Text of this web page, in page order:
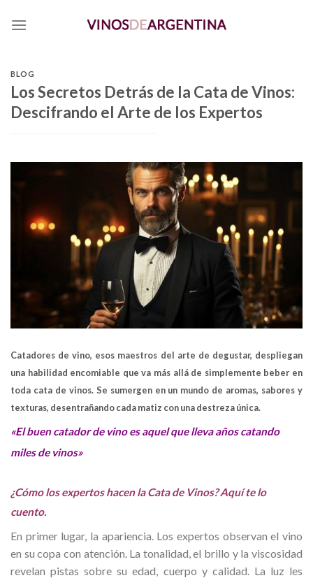
BLOG
Los Secretos Detrás de la Cata de Vinos:
Descifrando el Arte de los Expertos
Catadores de vino, esos maestros del arte de degustar, despliegan
una habilidad encomiable que va más allá de simplemente beber en
toda cata de vinos. Se sumergen en un mundo de aromas, sabores y
texturas, desentrañando cada matiz con una destreza única.
«El buen catador de vino es aquel que lleva años catando
miles de vinos»
¿Cómo los expertos hacen laCata de Vinos? Aquí te lo
cuento.
En primer lugar, la apariencia. Los expertos observan el vino
en su copa con atención. La tonalidad, el brillo y la viscosidad
revelan pistas sobre su edad, cuerpo y calidad. La luz les